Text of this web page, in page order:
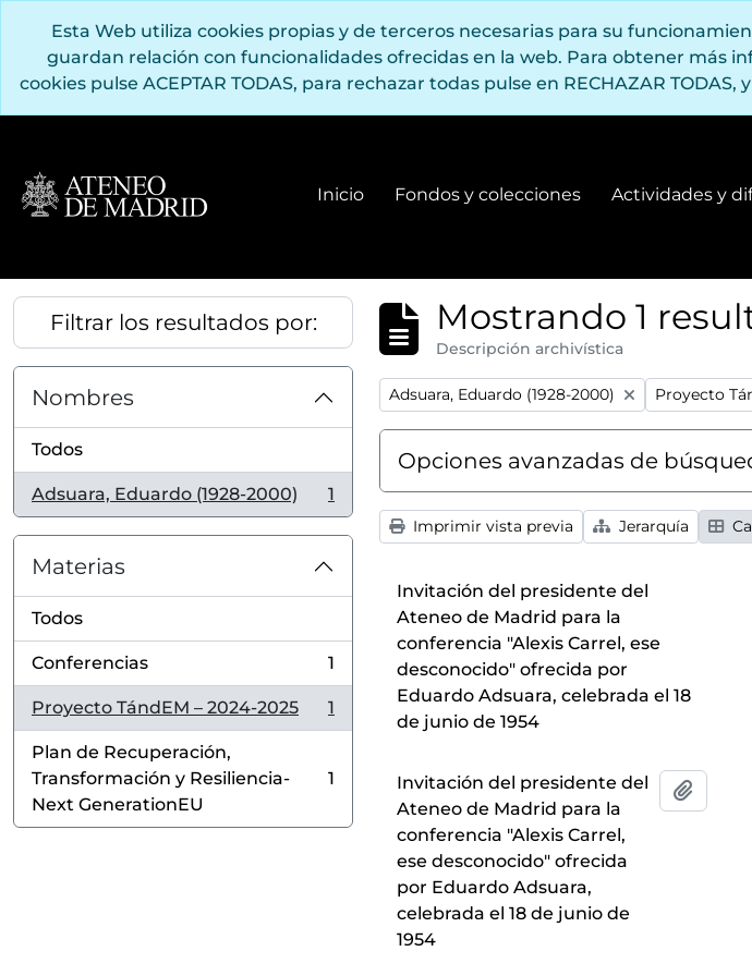
Esta Web utiliza cookies propias y de terceros necesarias para su
guardan relación con funcionalidades ofrecidas en la web. Para obtener más
cookies pulse ACEPTAR TODAS, para rechazar todas pulse en RECHAZAR
Inicio Fondos y colecciones
Fondos y colecciones
Actividades y
Filtrar los resultados por:
Nombres
Todos
Adsuara, Eduardo (1928-2000)
, 1 resultados
1
Materias
Todos
Conferencias
, 1 resultados
1
Proyecto TándEM – 2024-2025
, 1 resultados
1
Plan de Recuperación,
Transformación y Resiliencia-
Next GenerationEU
, 1 resultados
1
Mostrando 1
Descripción archivística
Remove filter:
Adsuara, Eduardo (1928-2000) Remove
Proyecto
Opciones avanzadas de
Imprimir vista previa Jerarquía
Invitación del presidente del
Ateneo de Madrid para la
conferencia "Alexis Carrel, ese
desconocido" ofrecida por
Eduardo Adsuara, celebrada el 18
de junio de 1954
Invitación del presidente del
Ateneo de Madrid para la
conferencia "Alexis Carrel,
ese desconocido" ofrecida
por Eduardo Adsuara,
celebrada el 18 de junio de
1954